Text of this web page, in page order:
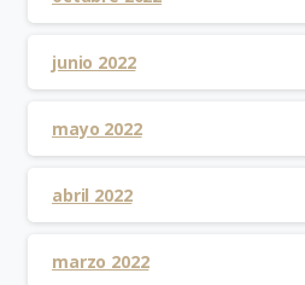
junio 2022
mayo 2022
abril 2022
marzo 2022